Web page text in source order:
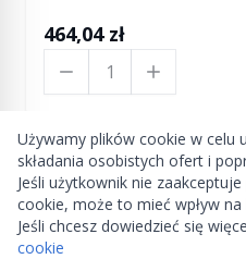
Używamy plików cookie w celu
składania osobistych ofert i
Jeśli użytkownik nie
cookie, może to mieć wpływ na
Jeśli chcesz dowiedzieć się
cookie
464,04 zł